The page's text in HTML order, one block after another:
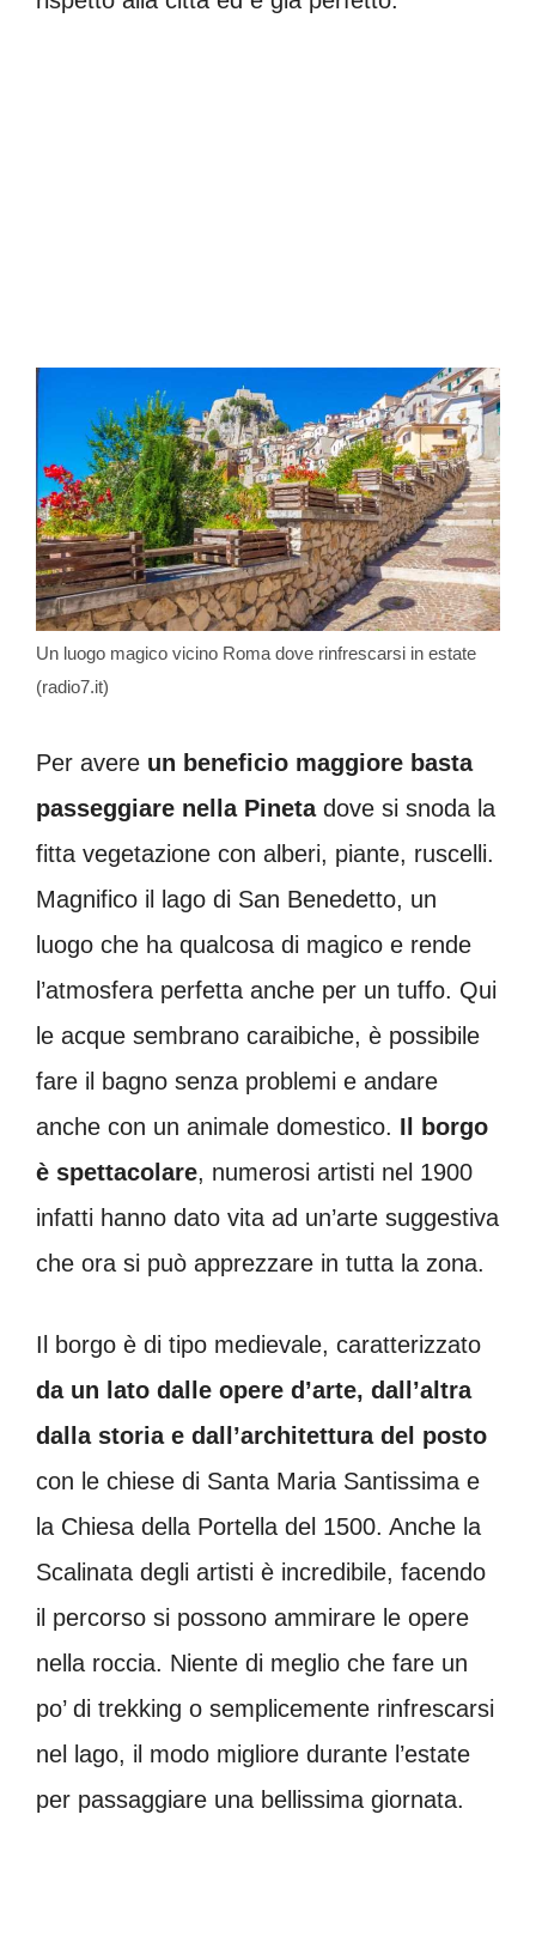
Un luogo magico vicino Roma dove rinfrescarsi in estate
(radio7.it)
Per avere un beneficio maggiore basta
passeggiare nella Pinetadove si snoda la
fitta vegetazione con alberi, piante, ruscelli.
Magnifico il lago di San Benedetto, un
luogo che ha qualcosa di magico e rende
l’atmosfera perfetta anche per un tuffo. Qui
le acque sembrano caraibiche, è possibile
fare il bagno senza problemi e andare
anche con un animale domestico. Il borgo
è spettacolare, numerosi artisti nel 1900
infatti hanno dato vita ad un’arte suggestiva
che ora si può apprezzare in tutta la zona.
Il borgo è di tipo medievale, caratterizzato
da un lato dalle opere d’arte, dall’altra
dalla storia e dall’architettura del posto
con le chiese di Santa Maria Santissima e
la Chiesa della Portella del 1500. Anche la
Scalinata degli artisti è incredibile, facendo
il percorso si possono ammirare le opere
nella roccia. Niente di meglio che fare un
po’ di trekking o semplicemente rinfrescarsi
nel lago, il modo migliore durante l’estate
per passaggiare una bellissima giornata.